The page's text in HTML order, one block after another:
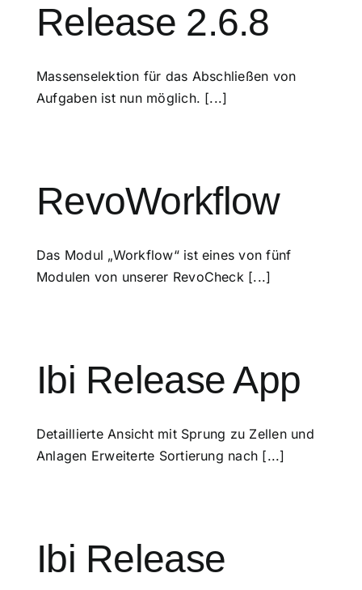
Release 2.6.8
Massenselektion für das Abschließen von
Aufgaben ist nun möglich. [...]
RevoWorkflow
Das Modul „Workflow“ ist eines von fünf
Modulen von unserer RevoCheck [...]
Ibi Release App
Detaillierte Ansicht mit Sprung zu Zellen und
Anlagen Erweiterte Sortierung nach [...]
Ibi Release